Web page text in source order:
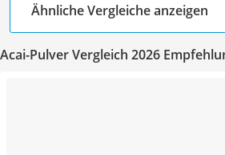
Ähnliche Vergleiche anzeigen
Acai-Pulver Vergleich 2026